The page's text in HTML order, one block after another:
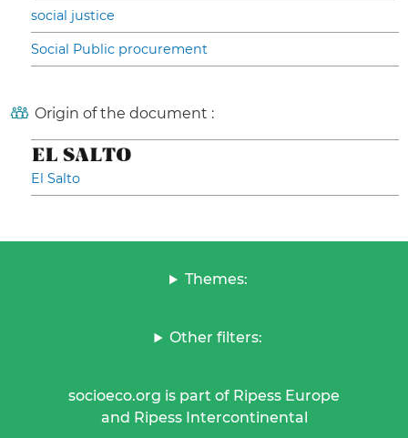
social justice
Social Public procurement
Origin of the document :
El Salto
Themes:
Other filters:
socioeco.org is part of Ripess Europe
and Ripess Intercontinental